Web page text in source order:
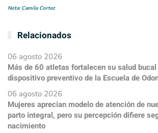
Nota: Camila Cortez
Relacionados
06 agosto 2026
Más de 60 atletas fortalecen su salud
dispositivo preventivo de la Escuela de
06 agosto 2026
Mujeres aprecian modelo de atención de
parto integral, pero su percepción difiere
nacimiento